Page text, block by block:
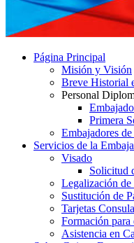
Página Principal
Misión y Visión
Breve Historial
Personal
Primera
Embajadores
Servicios de la
Visado
Solicitud
Legalización
Sustitución de
Tarjetas
Formación para
Asistencia en